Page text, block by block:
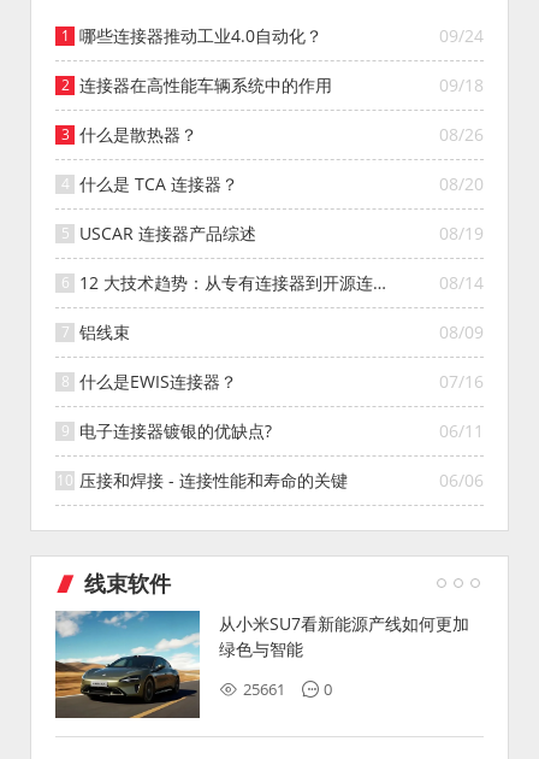
09/24
哪些连接器推动工业4.0自动化？
09/18
连接器在高性能车辆系统中的作用
08/26
什么是散热器？
08/20
什么是 TCA 连接器？
08/19
USCAR 连接器产品综述
08/14
12 大技术趋势：从专有连接器到开源连接
器的演变
08/09
铝线束
07/16
什么是EWIS连接器？
06/11
电子连接器镀银的优缺点?
06/06
压接和焊接 - 连接性能和寿命的关键
线束软件
从小米SU7看新能源产线如何更加
绿色与智能
25661 0